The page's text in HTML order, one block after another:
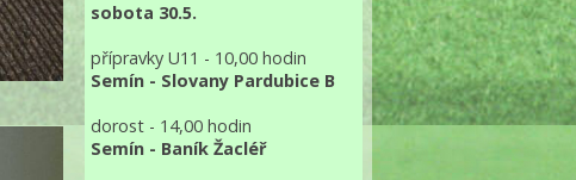
sobota 30.5.
přípravky U11 - 10,00 hodin
Semín - Slovany Pardubice B
dorost - 14,00 hodin
Semín - Baník Žacléř